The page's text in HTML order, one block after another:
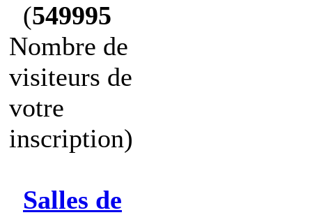
(549995
Nombre de
visiteurs de
votre
inscription)
Salles de